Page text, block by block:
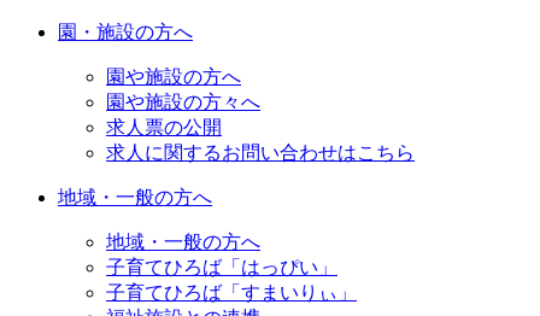
園・施設の方へ
園や施設の方へ
園や施設の方々へ
求人票の公開
求人に関するお問い合わせはこちら
地域・一般の方へ
地域・一般の方へ
子育てひろば「はっぴい」
子育てひろば「すまいりぃ」